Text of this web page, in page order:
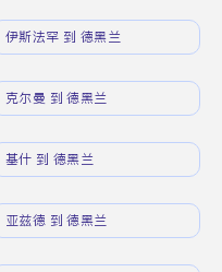
伊斯法罕 到 德黑兰
克尔曼 到 德黑兰
基什 到 德黑兰
亚兹德 到 德黑兰